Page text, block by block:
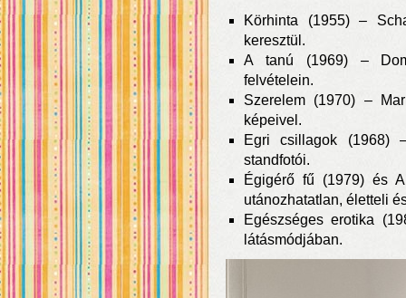
Körhinta (1955) –
keresztül.
A tanú (1969) –
felvételein.
Szerelem (1970) –
képeivel.
Egri csillagok (1968)
standfotói.
Égigérő fű (1979) és
utánozhatatlan, életteli
Egészséges erotika
látásmódjában.